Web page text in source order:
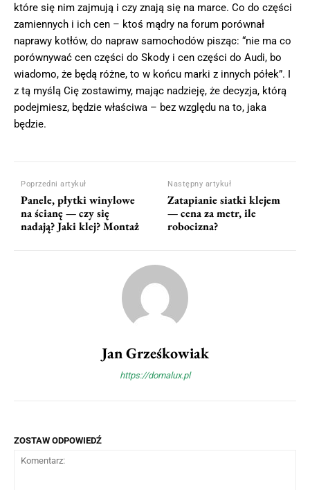
które się nim zajmują i czy znają się na marce. Co do części
zamiennych i ich cen – ktoś mądry na forum porównał
naprawy kotłów, do napraw samochodów pisząc: “nie ma co
porównywać cen części do Skody i cen części do Audi, bo
wiadomo, że będą różne, to w końcu marki z innych półek”. I
z tą myślą Cię zostawimy, mając nadzieję, że decyzja, którą
podejmiesz, będzie właściwa – bez względu na to, jaka
będzie.
Poprzedni artykuł
Panele, płytki winylowe
na ścianę — czy się
nadają? Jaki klej? Montaż
Następny artykuł
Zatapianie siatki klejem
— cena za metr, ile
robocizna?
Jan Grześkowiak
https://domalux.pl
ZOSTAW ODPOWIEDŹ